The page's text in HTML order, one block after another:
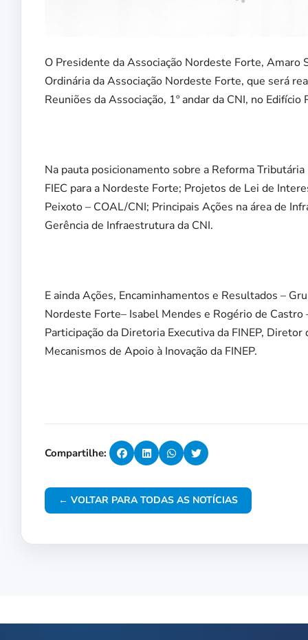
O Presidente da Associação Nordeste Forte, Amaro
Ordinária da Associação Nordeste Forte, que será
Reuniões da Associação, 1º andar da CNI, no
Na pauta posicionamento sobre a Reforma
FIEC para a Nordeste Forte; Projetos de Lei de
Peixoto – COAL/CNI; Principais Ações na área de
Gerência de Infraestrutura da CNI.
E ainda Ações, Encaminhamentos e Resultados –
Nordeste Forte– Isabel Mendes e Rogério de
Participação da Diretoria Executiva da FINEP,
Mecanismos de Apoio à Inovação da FINEP.
Compartilhe:
← VOLTAR PARA TODAS AS NOTÍCIAS